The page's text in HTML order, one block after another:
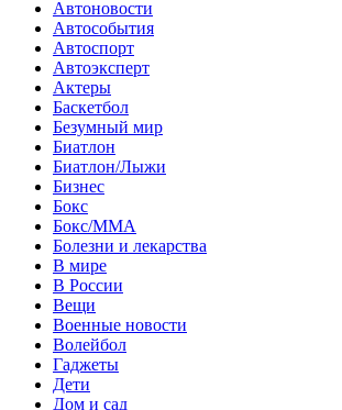
Автоновости
Автособытия
Автоспорт
Автоэксперт
Актеры
Баскетбол
Безумный мир
Биатлон
Биатлон/Лыжи
Бизнес
Бокс
Бокс/MMA
Болезни и лекарства
В мире
В России
Вещи
Военные новости
Волейбол
Гаджеты
Дети
Дом и сад